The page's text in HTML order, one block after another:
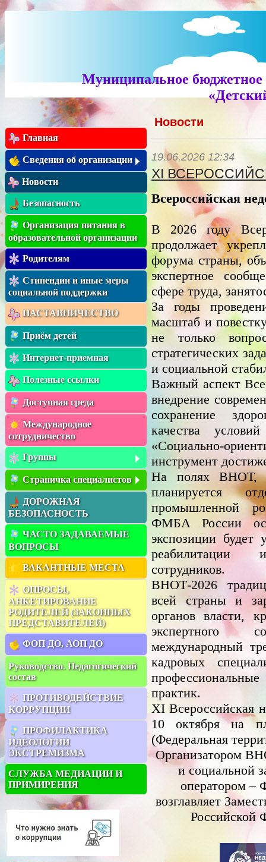
Муниципальное бюджетное
Главная
Сведения об организации
Новости
Безопасность
Организация питания в
образовательной организации
Родителям
Стипендии и иные меры
социальной поддержки
НАСТАВНИЧЕСТВО
Приём детей
Интернет-приемная
Полезные ссылки
Доступная среда
Международное
сотрудничество
Группы
Страничка специалистов
ДОРОЖНАЯ
БЕЗОПАСНОСТЬ
ЧАСТО ЗАДАВАЕМЫЕ
ВОПРОСЫ
ВАКАНТНЫЕ МЕСТА
ОПРОСЫ,
АНКЕТИРОВАНИЕ
РОДИТЕЛЕЙ (ЗАКОННЫХ
ПРЕДСТАВИТЕЛЕЙ)
ФОП ДО, АОП ДО
Руководство. Педагогический
состав
ПРОТИВОДЕЙСТВИЕ
КОРРУПЦИИ
ПРОФИЛАКТИКА
ИДЕОЛОГИИ
ЭКСТРЕМИЗМА
СЛУЖБА МЕДИАЦИИ И
ПРИМИРЕНИЯ
Новости
19.06.2026 12:34
XI
Всероссийская
В 2026 году
продолжает
форума страны,
экспертное
сфере труда,
За годы
масштаб и
не только
стратегических
и социальной
Важный аспект
внедрение
сохранение
качества
«Социально-
инструмент
На полях ВНОТ,
планируется
промышленной
ФМБА России
экспозиции
реабилитации
сотрудников.
ВНОТ-2026
всей страны и
органов власти,
экспертного
международный
кадровых
практик.
XI Всероссийская
10 октября на
(Федеральная
Организатором
и социальной
оператором –
возглавляет
Российской